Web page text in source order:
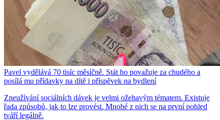
Pavel vydělává 70 tisíc měsíčně. Stát ho považuje za chudého a
posílá mu přídavky na dítě i příspěvek na bydlení
Zneužívání sociálních dávek je velmi ožehavým tématem. Existuje
řada způsobů, jak to lze provést. Mnohé z nich se na první pohled
tváří legálně.